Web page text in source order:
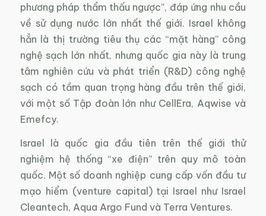
phương pháp thẩm thấu ngược”, đáp ứng nhu cầu
về sử dụng nước lớn nhất thế giới. Israel không
hẳn là thị trường tiêu thụ các “mặt hàng” công
nghệ sạch lớn nhất, nhưng quốc gia này là trung
tâm nghiên cứu và phát triển (R&D) công nghệ
sạch có tầm quan trọng hàng đầu trên thế giới,
với một số Tập đoàn lớn như CellEra, Aqwise và
Emefcy.
Israel là quốc gia đầu tiên trên thế giới thử
nghiệm hệ thống “xe điện” trên quy mô toàn
quốc. Một số doanh nghiệp cung cấp vốn đầu tư
mạo hiểm (venture capital) tại Israel như Israel
Cleantech, Aqua Argo Fund và Terra Ventures.